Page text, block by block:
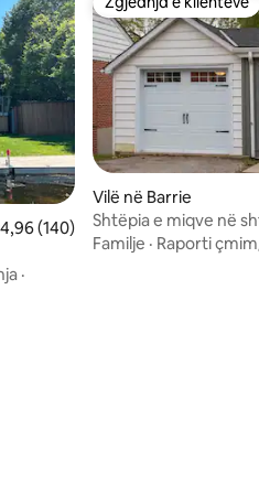
mesatar 4,96 nga 5, 140
4,96 (140)
·
Zgjedhja e klientëve
Vilë në Barrie
Shtëpia e miqve në
verior
Familje · Raporti